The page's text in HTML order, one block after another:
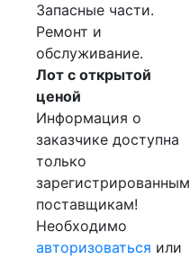
Запасные части.
Ремонт и
обслуживание.
Лот с открытой
ценой
Информация о
заказчике доступна
только
зарегистрированным
поставщикам!
Необходимо
авторизоваться или